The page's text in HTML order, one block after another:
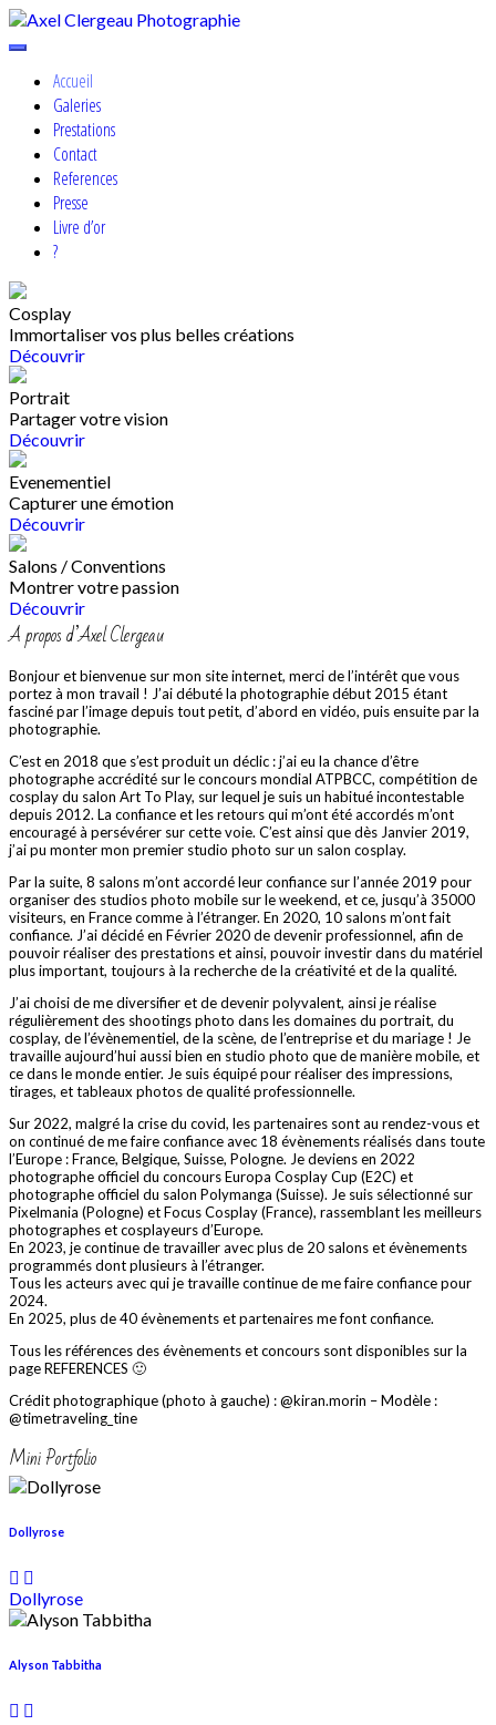
Skip
to
Axel Clergeau Photographie
Cosplay, Portrait & Events Photographer
Accueil
Galeries
Prestations
Contact
References
Presse
Livre d’or
?
Cosplay
Immortaliser vos plus belles créations
Découvrir
Portrait
Partager votre vision
Découvrir
Evenementiel
Capturer une émotion
Découvrir
Salons / Conventions
Montrer votre passion
Découvrir
A propos d’Axel Clergeau
Bonjour et bienvenue sur mon site internet, merci de l’intérêt que vous
portez à mon travail ! J’ai débuté la photographie début 2015 étant
fasciné par l’image depuis tout petit, d’abord en vidéo, puis ensuite par la
photographie.
C’est en 2018 que s’est produit un déclic : j’ai eu la chance d’être
photographe accrédité sur le concours mondial ATPBCC, compétition de
cosplay du salon Art To Play, sur lequel je suis un habitué incontestable
depuis 2012. La confiance et les retours qui m’ont été accordés m’ont
encouragé à persévérer sur cette voie. C’est ainsi que dès Janvier 2019,
j’ai pu monter mon premier studio photo sur un salon cosplay.
Par la suite, 8 salons m’ont accordé leur confiance sur l’année 2019 pour
organiser des studios photo mobile sur le weekend, et ce, jusqu’à 35000
visiteurs, en France comme à l’étranger. En 2020, 10 salons m’ont fait
confiance. J’ai décidé en Février 2020 de devenir professionnel, afin de
pouvoir réaliser des prestations et ainsi, pouvoir investir dans du matériel
plus important, toujours à la recherche de la créativité et de la qualité.
J’ai choisi de me diversifier et de devenir polyvalent, ainsi je réalise
régulièrement des shootings photo dans les domaines du portrait, du
cosplay, de l’évènementiel, de la scène, de l’entreprise et du mariage ! Je
travaille aujourd’hui aussi bien en studio photo que de manière mobile, et
ce dans le monde entier. Je suis équipé pour réaliser des impressions,
tirages, et tableaux photos de qualité professionnelle.
Sur 2022, malgré la crise du covid, les partenaires sont au rendez-vous et
on continué de me faire confiance avec 18 évènements réalisés dans toute
l’Europe : France, Belgique, Suisse, Pologne. Je deviens en 2022
photographe officiel du concours Europa Cosplay Cup (E2C) et
photographe officiel du salon Polymanga (Suisse). Je suis sélectionné sur
Pixelmania (Pologne) et Focus Cosplay (France), rassemblant les meilleurs
photographes et cosplayeurs d’Europe.
En 2023, je continue de travailler avec plus de 20 salons et évènements
programmés dont plusieurs à l’étranger.
Tous les acteurs avec qui je travaille continue de me faire confiance pour
2024.
En 2025, plus de 40 évènements et partenaires me font confiance.
Tous les références des évènements et concours sont disponibles sur la
page REFERENCES 🙂
Crédit photographique (photo à gauche) : @kiran.morin – Modèle :
@timetraveling_tine
Mini Portfolio
Dollyrose
Dollyrose
Alyson Tabbitha